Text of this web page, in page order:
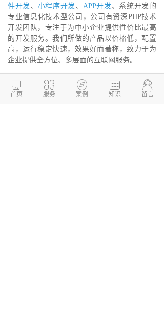
件开发 、 小程序开发 、 APP开发 、系统开发的
专业信息化技术型公司，公司有资深PHP技术
开发团队，专注于为中小企业提供性价比最高
的开发服务。我们所做的产品以价格低，配置
高，运行稳定快速，效果好而著称，致力于为
企业提供全方位、多层面的互联网服务。
德州两山软件开发

首页

服务

案例

知识

留言